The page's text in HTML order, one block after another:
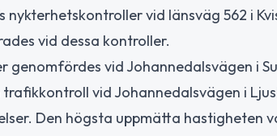
nykterhetskontroller vid länsväg 562 i
vid dessa kontroller.
genomfördes vid Johannedalsvägen i
trafikkontroll vid Johannedalsvägen i
Den högsta uppmätta hastigheten